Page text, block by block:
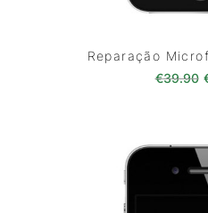
Reparação
€39.90